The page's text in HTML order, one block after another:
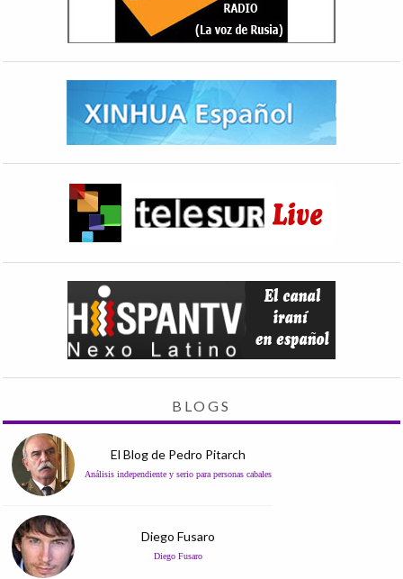
BLOGS
El Blog de Pedro Pitarch
Análisis independiente y serio para personas cabales
Diego Fusaro
Diego Fusaro